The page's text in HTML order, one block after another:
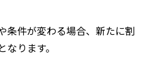
条件が変わる場合、新たに割
ります。